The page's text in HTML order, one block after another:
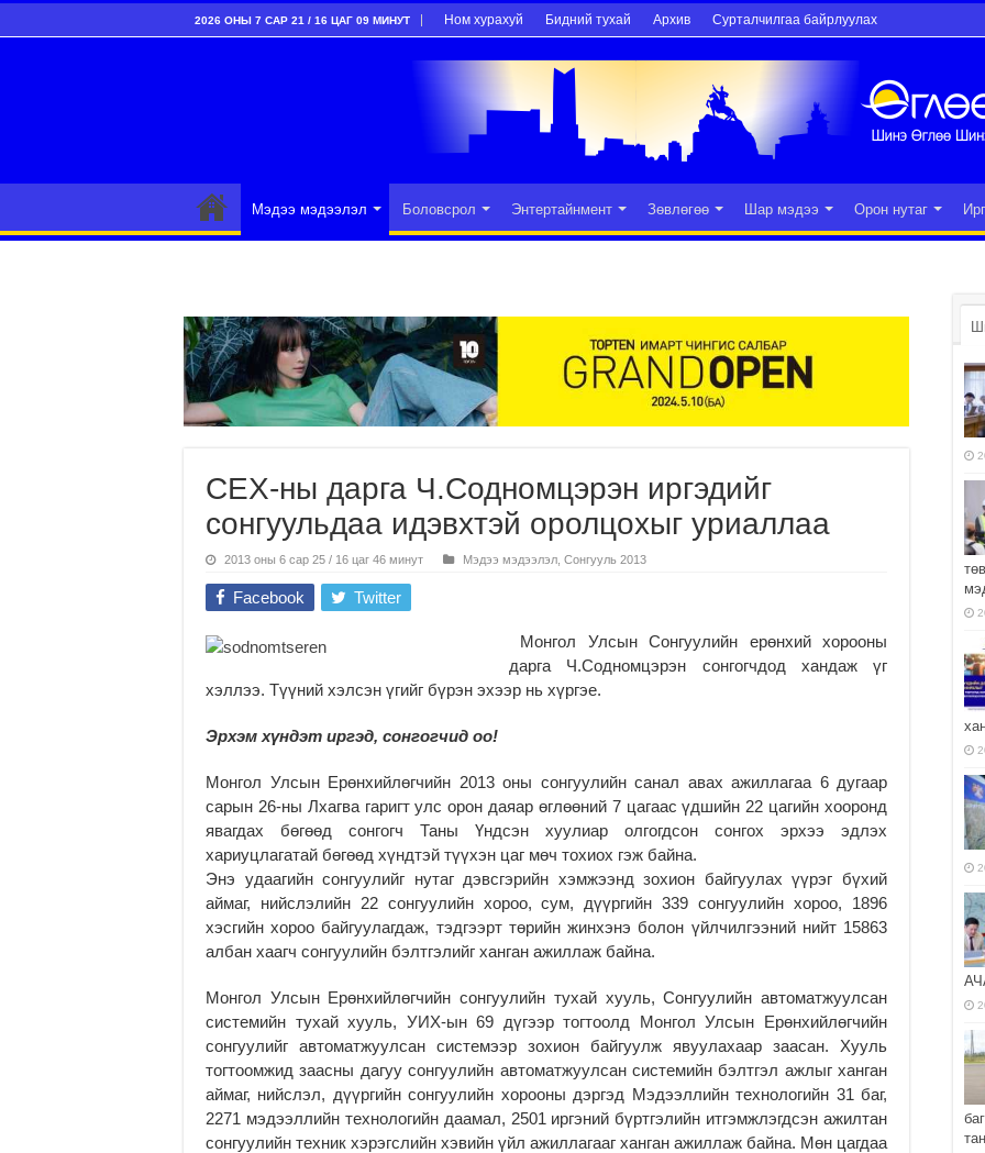
2026 ОНЫ 7 САР 21 / 16 ЦАГ 09 МИНУТ Ном хурахуй Бидний тухай Архив Сурталчилгаа байрлуулах
Мэдээ мэдээлэл Боловсрол Энтертайнмент Зөвлөгөө Шар мэдээ Орон нутаг
СЕХ-ны дарга Ч.Содномцэрэн иргэдийг
сонгуульдаа идэвхтэй оролцохыг уриаллаа
2013 оны 6 сар 25 / 16 цаг 46 минут Мэдээ мэдээлэл Сонгууль 2013
Facebook Twitter
Монгол Улсын Сонгуулийн ерөнхий хорооны
дарга Ч.Содномцэрэн сонгогчдод хандаж үг
хэллээ. Түүний хэлсэн үгийг бүрэн эхээр нь хүргэе.
Эрхэм хүндэт иргэд, сонгогчид оо!
Монгол Улсын Ерөнхийлөгчийн 2013 оны сонгуулийн санал авах ажиллагаа 6 дугаар
сарын 26-ны Лхагва гаригт улс орон даяар өглөөний 7 цагаас үдшийн 22 цагийн хооронд
явагдах бөгөөд сонгогч Таны Үндсэн хуулиар олгогдсон сонгох эрхээ эдлэх
хариуцлагатай бөгөөд хүндтэй түүхэн цаг мөч тохиох гэж байна.
Энэ удаагийн сонгуулийг нутаг дэвсгэрийн хэмжээнд зохион байгуулах үүрэг бүхий
аймаг, нийслэлийн 22 сонгуулийн хороо, сум, дүүргийн 339 сонгуулийн хороо, 1896
хэсгийн хороо байгуулагдаж, тэдгээрт төрийн жинхэнэ болон үйлчилгээний нийт 15863
албан хаагч сонгуулийн бэлтгэлийг ханган ажиллаж байна.
Монгол Улсын Ерөнхийлөгчийн сонгуулийн тухай хууль, Сонгуулийн автоматжуулсан
системийн тухай хууль, УИХ-ын 69 дүгээр тогтоолд Монгол Улсын Ерөнхийлөгчийн
сонгуулийг автоматжуулсан системээр зохион байгуулж явуулахаар заасан. Хууль
тогтоомжид заасны дагуу сонгуулийн автоматжуулсан системийн бэлтгэл ажлыг ханган
аймаг, нийслэл, дүүргийн сонгуулийн хорооны дэргэд Мэдээллийн технологийн 31 баг,
2271 мэдээллийн технологийн даамал, 2501 иргэний бүртгэлийн итгэмжлэгдсэн ажилтан
сонгуулийн техник хэрэгслийн хэвийн үйл ажиллагааг ханган ажиллаж байна. Мөн цагдаа